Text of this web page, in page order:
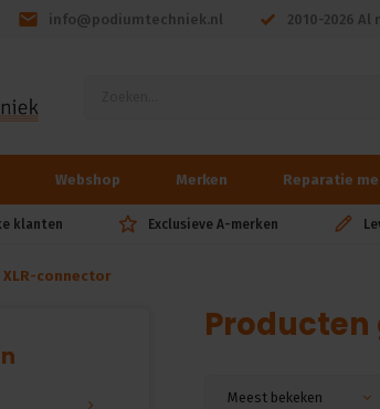
info@podiumtechniek.nl 2010-2026
Webshop Merken Reparatie
klanten Exclusieve A-merken
connector
Meest bekeken